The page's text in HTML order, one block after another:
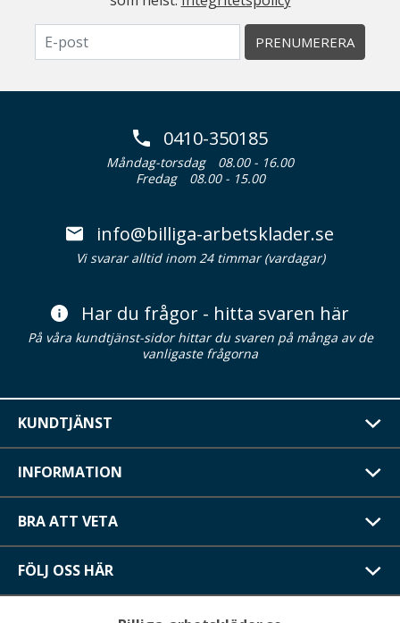
PRENUMERERA
0410-350185
Måndag-torsdag
08.00 - 16.00
Fredag
08.00 - 15.00
info@billiga-arbetsklader.se
Vi svarar alltid inom 24 timmar (vardagar)
Har du frågor - hitta svaren här
På våra kundtjänst-sidor hittar du svaren på många av de
vanligaste frågorna
KUNDTJÄNST
INFORMATION
BRA ATT VETA
FÖLJ OSS HÄR